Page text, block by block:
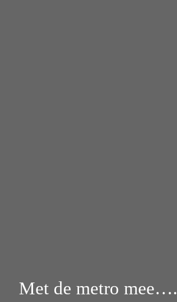
Met de metro mee….